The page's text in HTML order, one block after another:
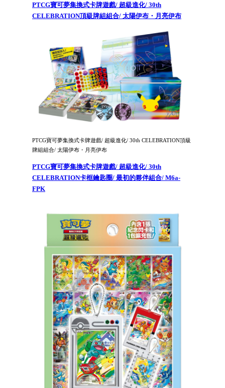
PTCG寶可夢集換式卡牌遊戲/ 超級進化/ 30th
CELEBRATION頂級牌組組合/ 太陽伊布・月亮伊布
PTCG寶可夢集換式卡牌遊戲/ 超級進化/ 30th CELEBRATION頂級
牌組組合/ 太陽伊布・月亮伊布
PTCG寶可夢集換式卡牌遊戲/ 超級進化/ 30th
CELEBRATION卡框鑰匙圈/ 最初的夥伴組合/ M6a-
FPK